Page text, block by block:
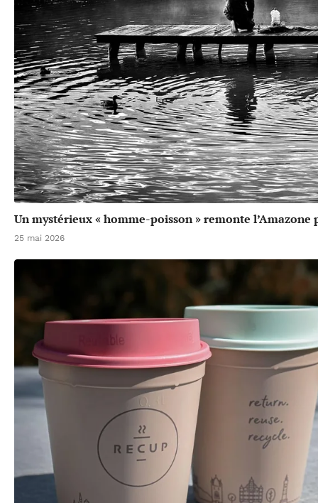
Un mystérieux « homme-poisson » remonte
25 mai 2026